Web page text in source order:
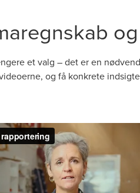
et valg – det er en
og få konkrete